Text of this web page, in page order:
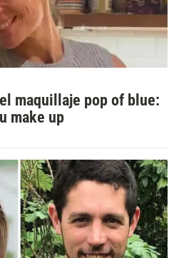
maquillaje pop of blue:
make up